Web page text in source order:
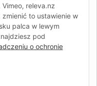
releva.nz
to ustawienie w
palca w lewym
pod
o ochronie
w zakresie części
samochodowych
magazynu w